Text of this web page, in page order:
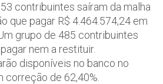
contribuintes saíram da malha
que pagar R$ 4.464.574,24 em
grupo de 485 contribuintes
nem a restituir.
disponíveis no banco no
correção de 62,40%.